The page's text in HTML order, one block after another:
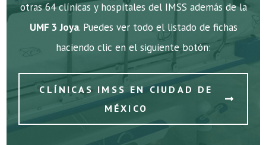
otras 64 clínicas y hospitales del IMSS además de la
UMF 3 Joya. Puedes ver todo el listado de fichas
haciendo clic en el siguiente botón:
CLÍNICAS IMSS EN CIUDAD DE
MÉXICO